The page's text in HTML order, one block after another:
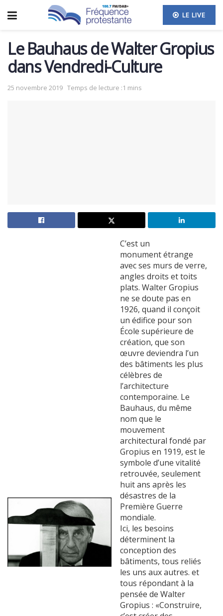
LE LIVE
Le Bauhaus de Walter Gropius
dans Vendredi-Culture
25 novembre 2019 Temps de lecture :1 mins
C’est un
monument étrange
avec ses murs de verre,
angles droits et toits
plats. Walter Gropius
ne se doute pas en
1926, quand il conçoit
un édifice pour son
École supérieure de
création, que son
œuvre deviendra l’un
des bâtiments les plus
célèbres de
l’architecture
contemporaine. Le
Bauhaus, du même
nom que le
mouvement
architectural fondé par
Gropius en 1919, est le
symbole d’une vitalité
retrouvée, seulement
huit ans après les
désastres de la
Première Guerre
mondiale.
Ici, les besoins
déterminent la
conception des
bâtiments, tous reliés
les uns aux autres. et
tous répondant à la
pensée de Walter
Gropius : «Construire,